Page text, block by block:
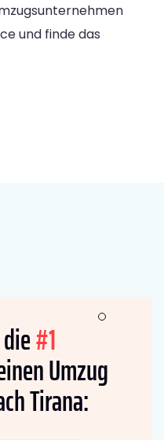
und finde das
#1
Umzug
Tirana: